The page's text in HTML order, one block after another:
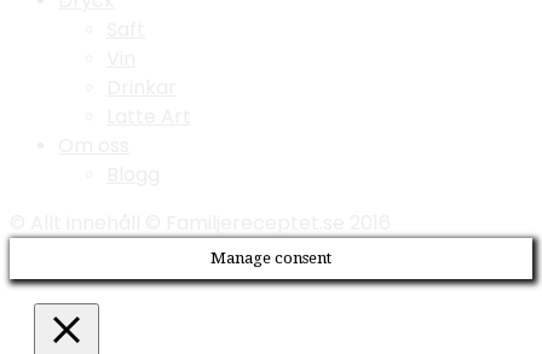
Manage consent